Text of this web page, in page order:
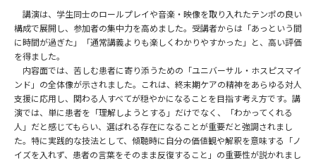
講演は、学生同士のロールプレイや音楽・映像を取り入れたテンポの良い
構成で展開し、参加者の集中力を高めました。受講者からは「あっという間
に時間が過ぎた」「通常講義よりも楽しくわかりやすかった」と、高い評価
を得ました。
内容面では、苦しむ患者に寄り添うための「ユニバーサル・ホスピスマイ
ンド」の全体像が示されました。これは、終末期ケアの精神をあらゆる対人
支援に応用し、関わる人すべてが穏やかになることを目指す考え方です。講
演では、単に患者を「理解しようとする」だけでなく、「わかってくれる
人」だと感じてもらい、選ばれる存在になることが重要だと強調されまし
た。特に実践的な技法として、傾聴時に自分の価値観や解釈を意味する「ノ
イズを入れず、患者の言葉をそのまま反復すること」の重要性が説かれまし